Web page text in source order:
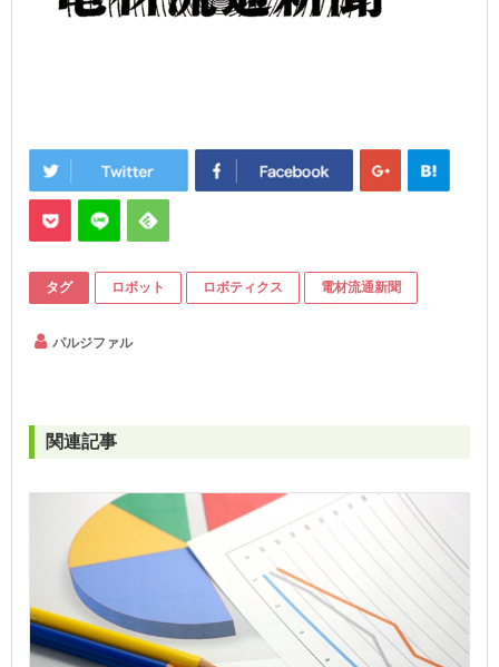
タグ ロボット ロボティクス 電材流通新聞
パルジファル
関連記事